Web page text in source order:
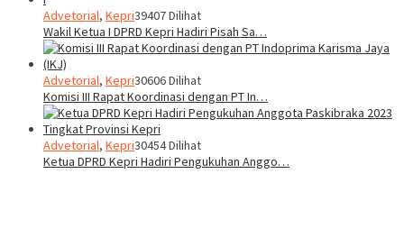
Advetorial, Kepri39407 Dilihat
Wakil Ketua I DPRD Kepri Hadiri Pisah Sa…
Advetorial, Kepri30606 Dilihat
Komisi III Rapat Koordinasi dengan PT In…
Advetorial, Kepri30454 Dilihat
Ketua DPRD Kepri Hadiri Pengukuhan Anggo…